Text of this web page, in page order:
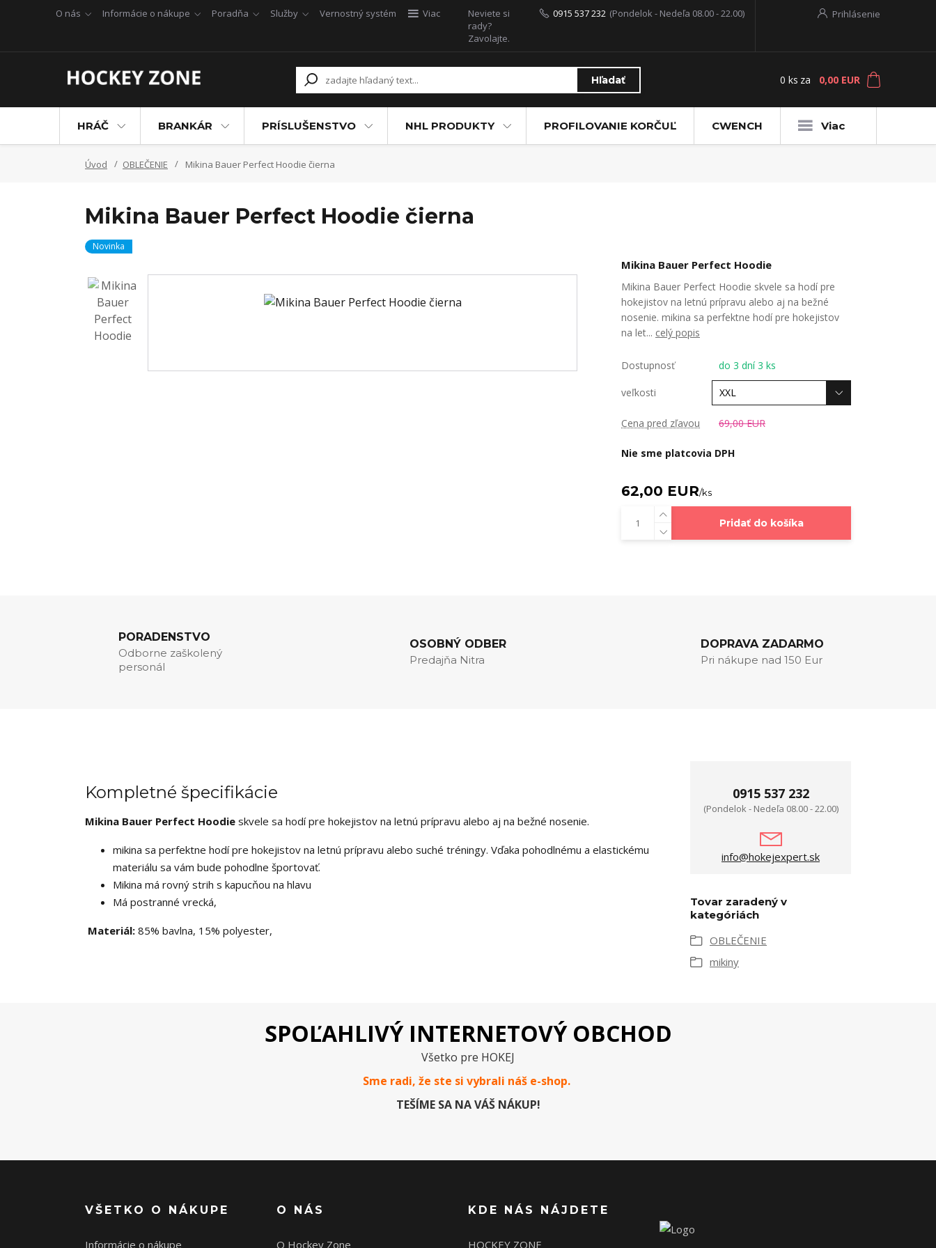
O nás Informácie o nákupe Poradňa Služby Vernostný systém Viac Prihlásenie
Hľadať
Neviete si
rady?
Zavolajte.
0915 537 232 (Pondelok - Nedeľa 08.00 - 22.00)
0 ks za 0,00 EUR
HRÁČ BRANKÁR PRÍSLUŠENSTVO NHL PRODUKTY PROFILOVANIE KORČUĽ CWENCH Viac
Úvod OBLEČENIE Mikina Bauer Perfect Hoodie čierna
Mikina Bauer Perfect Hoodie čierna
Novinka
Mikina Bauer Perfect Hoodie
Mikina Bauer Perfect Hoodie skvele sa hodí pre
hokejistov na letnú prípravu alebo aj na bežné
nosenie. mikina sa perfektne hodí pre hokejistov
na let... celý popis
Dostupnosť do 3 dní 3 ks
veľkosti
Cena pred zľavou 69,00 EUR
Nie sme platcovia DPH
62,00 EUR/ks
Pridať do košíka
PORADENSTVO
Odborne zaškolený
personál
OSOBNÝ ODBER
Predajňa Nitra
DOPRAVA ZADARMO
Pri nákupe nad 150 Eur
Kompletné špecifikácie
Mikina Bauer Perfect Hoodie skvele sa hodí pre hokejistov na letnú prípravu alebo aj na bežné nosenie.
mikina sa perfektne hodí pre hokejistov na letnú prípravu alebo suché tréningy. Vďaka pohodlnému a elastickému
materiálu sa vám bude pohodlne športovať.
Mikina má rovný strih s kapucňou na hlavu
Má postranné vrecká,
Materiál: 85% bavlna, 15% polyester,
0915 537 232
(Pondelok - Nedeľa 08.00 - 22.00)
info@hokejexpert.sk
Tovar zaradený v
kategóriách
OBLEČENIE
mikiny
SPOĽAHLIVÝ INTERNETOVÝ OBCHOD
Všetko pre HOKEJ
Sme radi, že ste si vybrali náš e-shop.
TEŠÍME SA NA VÁŠ NÁKUP!
VŠETKO O NÁKUPE
Informácie o nákupe
O NÁS
O Hockey Zone
KDE NÁS NÁJDETE
HOCKEY ZONE